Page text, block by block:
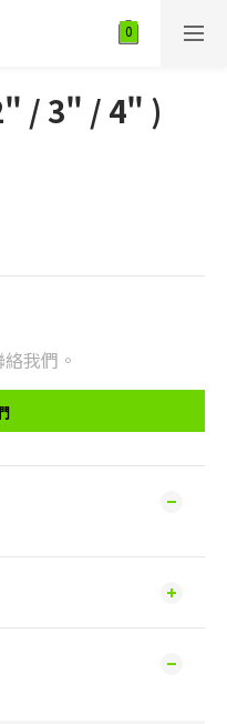
/ 3" / 4" )
我們。